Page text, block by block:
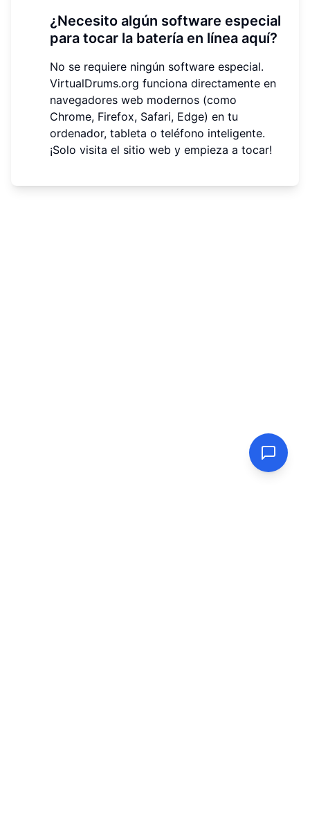
¿Necesito algún software especial
para tocar la batería en línea aquí?
No se requiere ningún software especial.
VirtualDrums.org funciona directamente en
navegadores web modernos (como
Chrome, Firefox, Safari, Edge) en tu
ordenador, tableta o teléfono inteligente.
¡Solo visita el sitio web y empieza a tocar!